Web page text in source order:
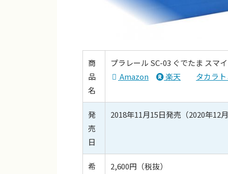
商
品
名
プラレール SC-03 ぐでたま スマ
Amazon
楽天 タカラ
発
売
日
2018年11月15日発売（2020年12
希
2,600円（税抜）